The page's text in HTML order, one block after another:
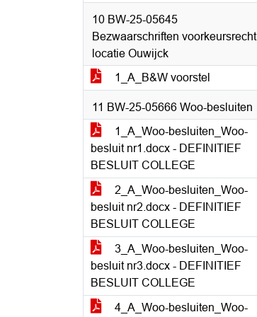
10 BW-25-05645
Bezwaarschriften voorkeursrecht
locatie Ouwijck
1_A_B&W voorstel
11 BW-25-05666 Woo-besluiten
1_A_Woo-besluiten_Woo-
besluit nr1.docx - DEFINITIEF
BESLUIT COLLEGE
2_A_Woo-besluiten_Woo-
besluit nr2.docx - DEFINITIEF
BESLUIT COLLEGE
3_A_Woo-besluiten_Woo-
besluit nr3.docx - DEFINITIEF
BESLUIT COLLEGE
4_A_Woo-besluiten_Woo-